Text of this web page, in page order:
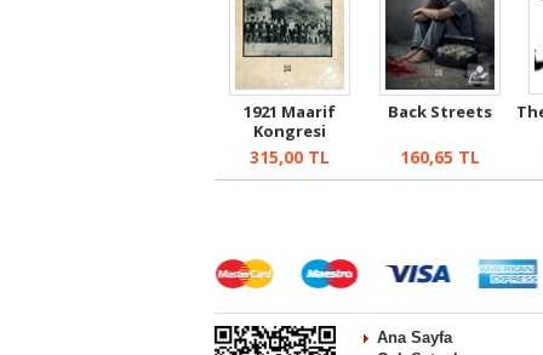
1921 Maarif
Kongresi
315,00TL
Back Streets
160,65 TL
Ana Sayfa